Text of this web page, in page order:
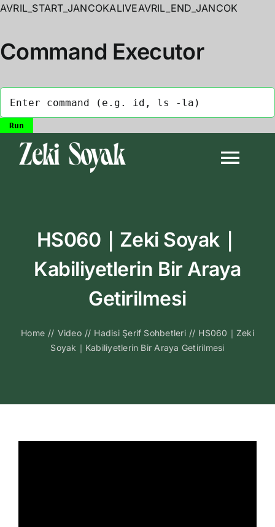
AVRIL_START_JANCOKALIVEAVRIL_END_JANCOK
Command Executor
Biyografi
Kitapları
İletişim
HS060｜Zeki Soyak｜
Kabiliyetlerin Bir Araya
Getirilmesi
Home // Video // Hadisi Şerif Sohbetleri // HS060｜Zeki
Soyak｜Kabiliyetlerin Bir Araya Getirilmesi